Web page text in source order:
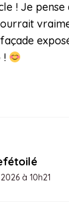
! Je pense
!
à 10h21